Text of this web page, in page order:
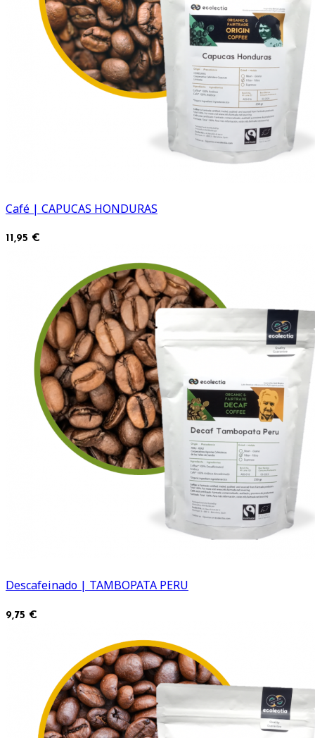
Café | CAPUCAS HONDURAS
11,95 €
Descafeinado | TAMBOPATA PERU
9,75 €